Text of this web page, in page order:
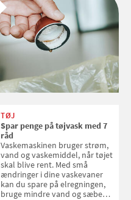
TØJ
Spar penge på tøjvask med 7
råd
Vaskemaskinen bruger strøm,
vand og vaskemiddel, når tøjet
skal blive rent. Med små
ændringer i dine vaskevaner
kan du spare på elregningen,
bruge mindre vand og sæbe